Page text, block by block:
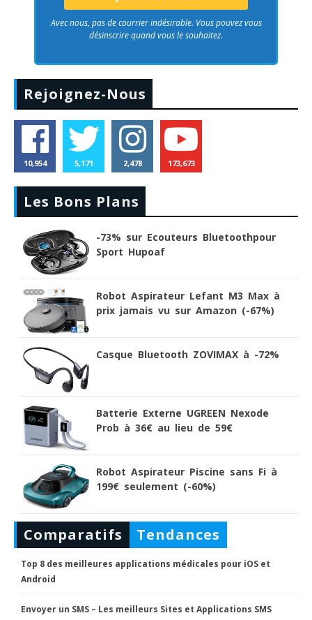
Avec nous, pas de courrier indésirable. Vous pouvez vous
désinscrire quand vous le souhaitez.
Rejoignez-Nous
10,954 5,171 2,478 173,673
Les Bons Plans
-73% sur Ecouteurs Bluetoothpour
Sport Hupoaf
Robot Aspirateur Lefant M3 Max à
prix jamais vu sur Amazon (-67%)
Casque Bluetooth ZOVIMAX à -72%
Batterie Externe UGREEN Nexode
Prob à 36€ au lieu de 59€
Robot Aspirateur Piscine sans Fi à
199€ seulement (-60%)
Comparatifs Tendances
Top 8 des meilleures applications médicales pour iOS et
Android
Envoyer un SMS – Les meilleurs Sites et Applications SMS